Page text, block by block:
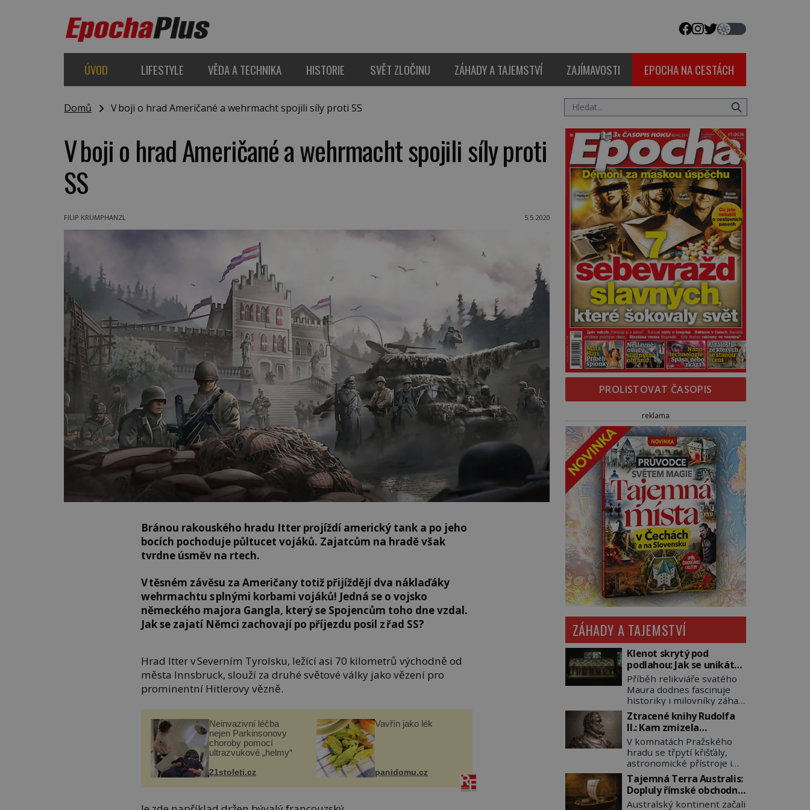
ÚVOD LIFESTYLE VĚDA A TECHNIKA HISTORIE SVĚT ZLOČINU ZÁHADY A TAJEMSTVÍ ZAJÍMAVOSTI EPOCHA NA CESTÁCH
Domů V boji o hrad Američané a wehrmacht spojili síly proti SS
V boji o hrad Američané a wehrmacht spojili síly proti
SS
FILIP KRUMPHANZL 5.5.2020
Bránou rakouského hradu Itter projíždí americký tank a po jeho
bocích pochoduje půltucet vojáků. Zajatcům na hradě však
tvrdne úsměv na rtech.
V těsném závěsu za Američany totiž přijíždějí dva náklaďáky
wehrmachtu s plnými korbami vojáků! Jedná se o vojsko
německého majora Gangla, který se Spojencům toho dne vzdal.
Jak se zajatí Němci zachovají po příjezdu posil z řad SS?
Hrad Itter v Severním Tyrolsku, ležící asi 70 kilometrů východně od
města Innsbruck, slouží za druhé světové války jako vězení pro
prominentní Hitlerovy vězně.
Neinvazivní léčba
nejen Parkinsonovy
choroby pomocí
ultrazvukové „helmy“
21stoleti.cz
Vavřín jako lék
panidomu.cz
PROLISTOVAT ČASOPIS
reklama
ZÁHADY A TAJEMSTVÍ
Klenot skrytý pod
podlahou: Jak se unikátní
románský poklad dostal
do zapadlého Bečova?
Příběh relikviáře svatého
Maura dodnes fascinuje
historiky i milovníky záhad
po celém světě. Tato
románská zlatnická
památka ze 13. století je
po českých korunovačních
klenotech druhým
nejcennějším movitým
majetkem v České
republice. Přestože byl
klenot v roce 1985 po
Ztracené knihy Rudolfa
II.: Kam zmizela
nejzáhadnější knihovna
Evropy?
V komnatách Pražského
hradu se třpytí křišťály,
astronomické přístroje i
podivné alchymistické
rukopisy. Císař Rudolf II.
shromažďuje vše, co
souvisí s tajemstvím
Tajemná Terra Australis:
Dopluly římské obchodní
lodě až do Austrálie?
Australský kontinent začali